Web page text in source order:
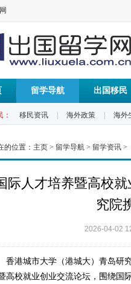
留学导航 出国移民
移民资讯 海外政策 海外
的位置： 主页 > 留学导航 > 留学资讯 >
际人才培养暨高校
究院
2026-04-02
香港城市大学（港城大）青岛研
高校就业创业交流论坛，围绕国